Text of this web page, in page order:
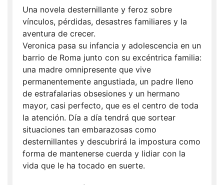
Una novela desternillante y feroz sobre
vínculos, pérdidas, desastres familiares y la
aventura de crecer.
Veronica pasa su infancia y adolescencia en un
barrio de Roma junto con su excéntrica familia:
una madre omnipresente que vive
permanentemente angustiada, un padre lleno
de estrafalarias obsesiones y un hermano
mayor, casi perfecto, que es el centro de toda
la atención. Día a día tendrá que sortear
situaciones tan embarazosas como
desternillantes y descubrirá la impostura como
forma de mantenerse cuerda y lidiar con la
vida que le ha tocado en suerte.